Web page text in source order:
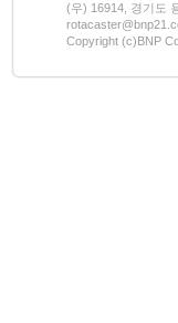
(우) 16914, 경기도
Copyright (c)BNP